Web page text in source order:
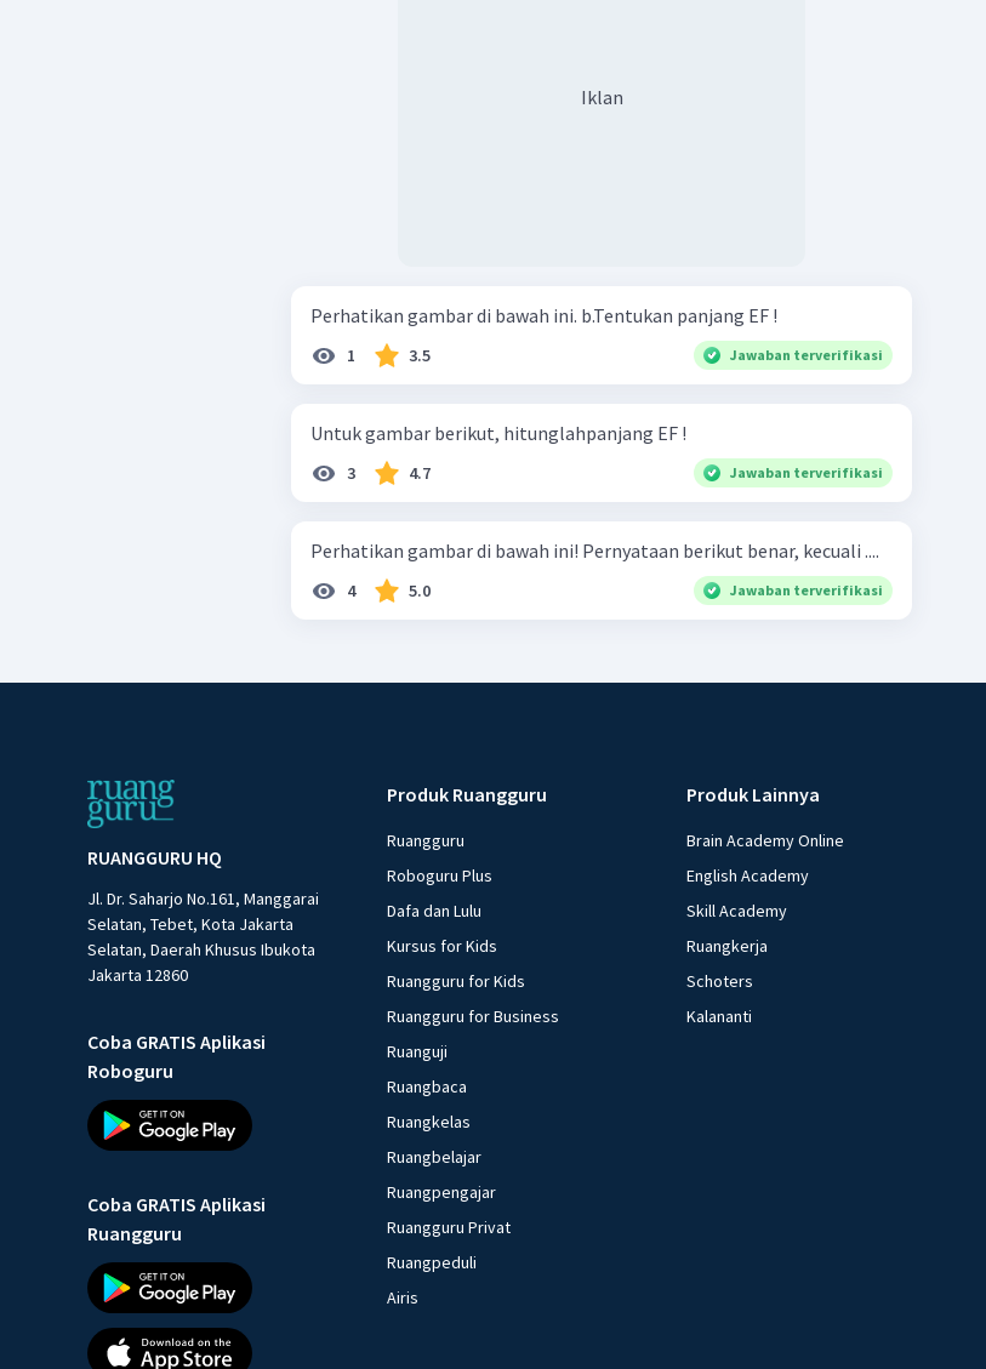
Iklan
Perhatikan gambar di bawah ini. b.Tentukan panjang EF !
1 3.5 Jawaban terverifikasi
Untuk gambar berikut, hitunglahpanjang EF !
3 4.7 Jawaban terverifikasi
Perhatikan gambar di bawah ini! Pernyataan berikut benar, kecuali ....
4 5.0 Jawaban terverifikasi
RUANGGURU HQ
Jl. Dr. Saharjo No.161, Manggarai
Selatan, Tebet, Kota Jakarta
Selatan, Daerah Khusus Ibukota
Jakarta 12860
Coba GRATIS Aplikasi
Roboguru
Coba GRATIS Aplikasi
Ruangguru
Produk Ruangguru
Ruangguru
Roboguru Plus
Dafa dan Lulu
Kursus for Kids
Ruangguru for Kids
Ruangguru for Business
Ruanguji
Ruangbaca
Ruangkelas
Ruangbelajar
Ruangpengajar
Ruangguru Privat
Ruangpeduli
Airis
Produk Lainnya
Brain Academy Online
English Academy
Skill Academy
Ruangkerja
Schoters
Kalananti